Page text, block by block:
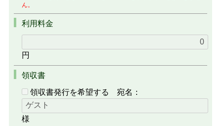
ん。
利用料金
円
領収書
領収書発行を希望する
宛名：
様